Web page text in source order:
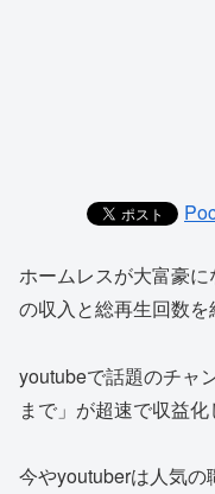
ホームレスが大富豪
の収入と総再生回数を
youtubeで話題のチャ
まで」が超速で収益化
今やyoutuberは人気